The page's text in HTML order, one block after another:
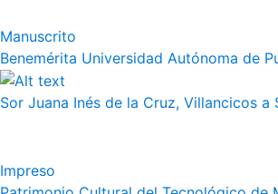
Manuscrito
Benemérita Universidad Autónoma de
Sor Juana Inés de la Cruz, Villancicos a
Impreso